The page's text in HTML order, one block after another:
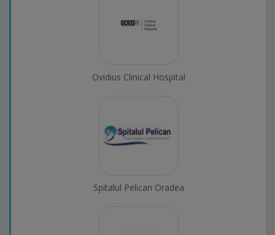
Ovidius Clinical Hospital
Spitalul Pelican Oradea